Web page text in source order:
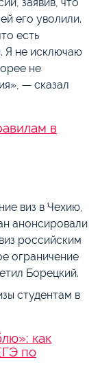
его уволили.
есть
Я не исключаю
не
— сказал
в
виз в Чехию,
анонсировали
российским
ограничение
Борецкий.
студентам в
как
по